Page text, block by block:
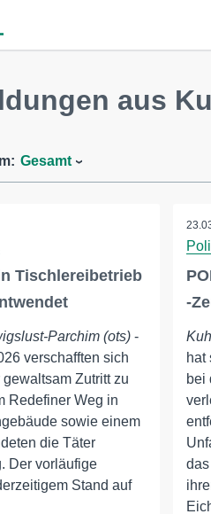
aus
Gesamt
Tischlereibetrieb
Parchim (ots) -
verschafften sich
Zutritt zu
Redefiner Weg in
sowie einem
die Täter
Der vorläufige
Stand auf
-
hat
bei